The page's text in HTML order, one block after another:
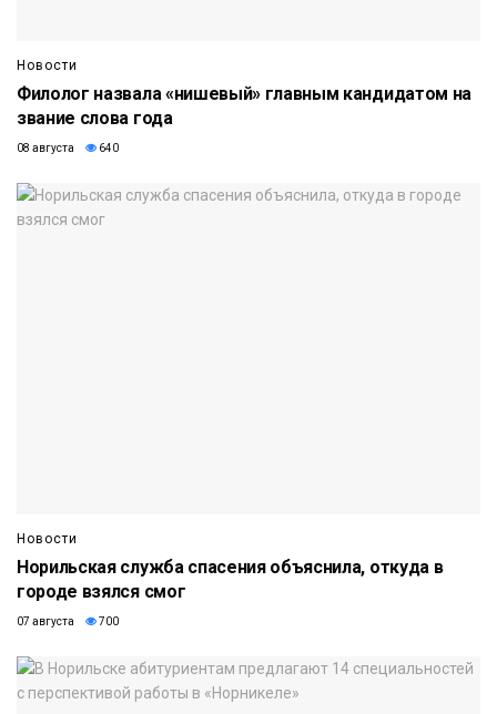
Новости
Филолог назвала «нишевый» главным кандидатом на
звание слова года
08 августа 640
Новости
Норильская служба спасения объяснила, откуда в
городе взялся смог
07 августа 700